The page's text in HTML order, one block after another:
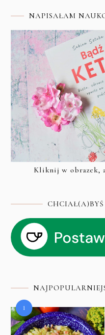
NAPISAŁAM
Kliknij w obrazek,
CHCIAŁ(A)BYŚ